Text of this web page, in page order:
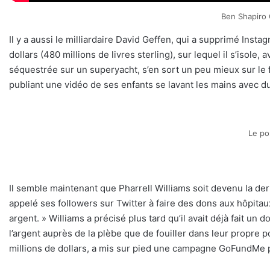
Ben Shapiro
Il y a aussi le milliardaire David Geffen, qui a supprimé
dollars (480 millions de livres sterling), sur lequel il s’isole,
séquestrée sur un superyacht, s’en sort un peu mieux sur
publiant une vidéo de ses enfants se lavant les mains avec
Le
Il semble maintenant que Pharrell Williams soit devenu la
appelé ses followers sur Twitter à faire des dons aux
argent. » Williams a précisé plus tard qu’il avait déjà fait un
l’argent auprès de la plèbe que de fouiller dans leur propre
millions de dollars, a mis sur pied une campagne